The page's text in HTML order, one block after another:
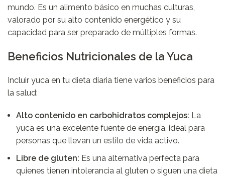
mundo. Es un alimento básico en muchas culturas,
valorado por su alto contenido energético y su
capacidad para ser preparado de múltiples formas.
Beneficios Nutricionales de la Yuca
Incluir yuca en tu dieta diaria tiene varios beneficios para
la salud:
Alto contenido en carbohidratos complejos: La
yuca es una excelente fuente de energía, ideal para
personas que llevan un estilo de vida activo.
Libre de gluten: Es una alternativa perfecta para
quienes tienen intolerancia al gluten o siguen una dieta